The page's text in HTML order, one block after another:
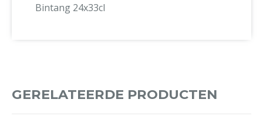
Bintang 24x33cl
GERELATEERDE PRODUCTEN